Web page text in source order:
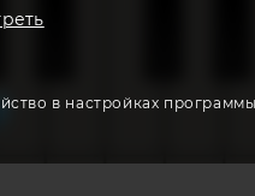
в настройках